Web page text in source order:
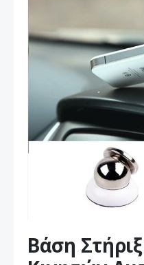
συλλογής
εικόνων
στην
αρχή
Βάση